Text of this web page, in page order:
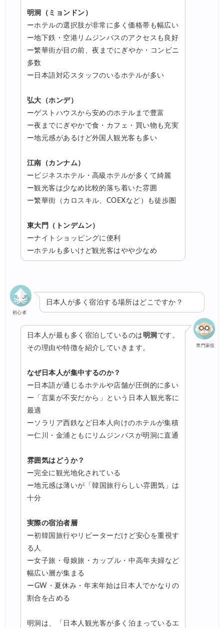
明洞（ミョンドン）
ーホテルの選択肢が非常に多く価格帯も幅広い
ー地下鉄・空港リムジンバスのアクセスも良好
ー繁華街が目の前、夜までにぎやか・コンビニ
多数
ー日本語対応スタッフのいるホテルが多い
弘大（ホンデ）
ーゲストハウスから安めのホテルまで豊富
ー夜までにぎやかで食・カフェ・買い物も充実
ー地元感があるけど外国人観光客も多い
江南（カンナム）
ービジネスホテル・高級ホテルが多くて綺麗
ー観光客は少なめ比較的落ち着いた雰囲
ー繁華街（カロスキル、COEXなど）も徒歩圏
東大門（トンデムン）
ーナイトショッピングに便利
ーホテルも多いけど観光客はやや少なめ
初心者
日本人が多く宿泊する場所はどこですか？
専門家役
日本人が最も多く宿泊しているのは 明洞 です。
その理由や特徴を紹介していきます。
なぜ日本人が集中するのか？
ー日本語が通じるホテルや店舗が圧倒的に多い
ー「言葉が不安だから」という日本人観光客に
最適
ーソラリア西鉄など日本人向けのホテルが集積
ー仁川・金浦ともにリムジンバスが明洞に直通
雰囲気はどうか？
ー完全に観光地化されている
ー地元感は薄いが「韓国旅行らしい雰囲気」は
十分
実際の宿泊者層
ー初韓国旅行やリピーターだけど安心を重視す
る人
ー女子旅・母娘旅・カップル・中高年夫婦など
幅広い層が集まる
ーGW・夏休み・年末年始は日本人でかなりの
割合を占める
明洞は、「日本人観光客が多く泊まっているエ